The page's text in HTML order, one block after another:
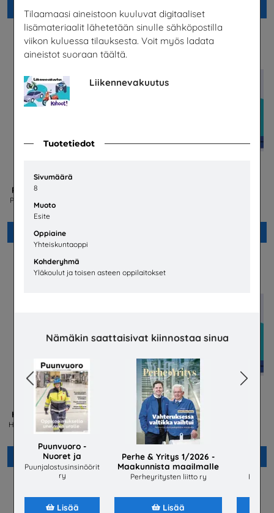
Tuotetiedot
Sivumäärä
8
Muoto
Esite
Oppiaine
Yhteiskuntaoppi
Kohderyhmä
Yläkoulut ja toisen asteen oppilaitokset
Tilaamaasi aineistoon kuuluvat digitaaliset
lisämateriaalit lähetetään sinulle sähköpostilla
viikon kuluessa tilauksesta. Voit myös ladata
aineistot suoraan täältä.
Liikennevakuutus
Nämäkin saattaisivat kiinnostaa sinua
Puunvuoro -
Nuoret ja
vetovoima
Puunjalostusinsinöörit
ry
Lisää
Perhe & Yritys 1/2026 -
Maakunnista maailmalle
Perheyritysten liitto ry
Lisää
Previous Next
PIKAVALINTA Ruotsinkieliset
PIKAVALINTA – useita eri lähettäjiä
Lisää
Humakin hakijan opas 2026
Humanistinen ammattikorkeakoulu
Humak
Lisää
Tietoa lakisääteisestä
liikennevakuutuksesta
Liikennevakuutuskeskus
Lisää